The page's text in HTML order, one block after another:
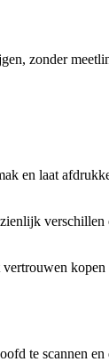
zonder
en laat
verschillen
te scannen en